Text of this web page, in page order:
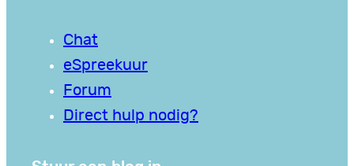
Chat
eSpreekuur
Forum
Direct hulp nodig?